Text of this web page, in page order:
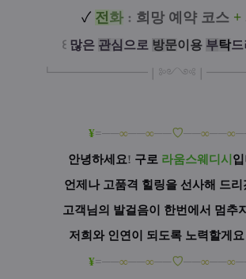
✓ 전화 : 희망 예약 코스 +
꒰ 많은 관심 으로 방문이 용 부탁드
┗━━━━━━━━ ❘༻༺❘ ━
¥=──∞──∞──♡──∞──∞
안녕하세요! 구로 라움스웨디시
언제나 고품격 힐링을 선사해 드
고객님의 발걸음이 한번에서 멈추
저희와 인연이 되도록 노력할게요
¥=──∞──∞──♡──∞──∞